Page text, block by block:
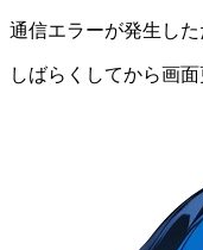
通信エラーが発生した
しばらくしてから画